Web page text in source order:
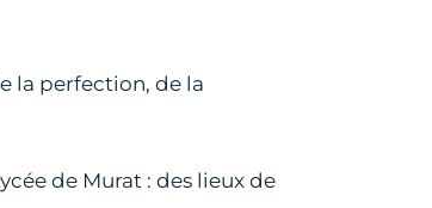
la perfection, de la
de Murat : des lieux de